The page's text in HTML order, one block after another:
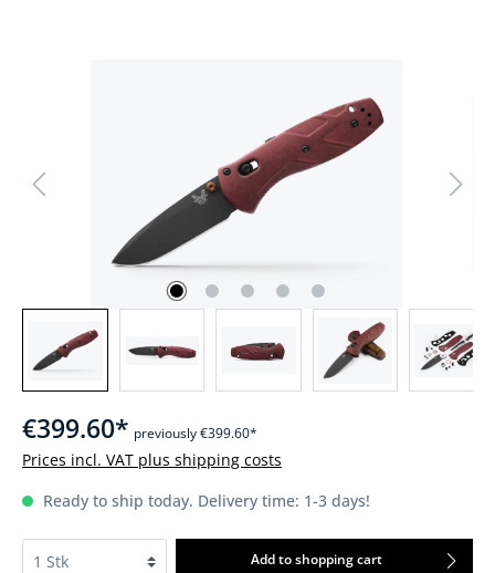
€399.60* previously €399.60*
Prices incl. VAT plus shipping costs
Ready to ship today. Delivery time: 1-3 days!
Add to shopping cart